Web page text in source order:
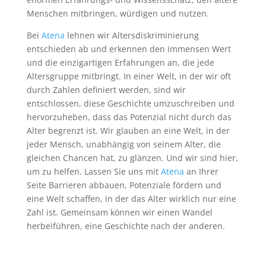
Menschen mitbringen, würdigen und nutzen.
Bei Atena lehnen wir Altersdiskriminierung
entschieden ab und erkennen den immensen Wert
und die einzigartigen Erfahrungen an, die jede
Altersgruppe mitbringt. In einer Welt, in der wir oft
durch Zahlen definiert werden, sind wir
entschlossen, diese Geschichte umzuschreiben und
hervorzuheben, dass das Potenzial nicht durch das
Alter begrenzt ist. Wir glauben an eine Welt, in der
jeder Mensch, unabhängig von seinem Alter, die
gleichen Chancen hat, zu glänzen. Und wir sind hier,
um zu helfen. Lassen Sie uns mit Atena an Ihrer
Seite Barrieren abbauen, Potenziale fördern und
eine Welt schaffen, in der das Alter wirklich nur eine
Zahl ist. Gemeinsam können wir einen Wandel
herbeiführen, eine Geschichte nach der anderen.